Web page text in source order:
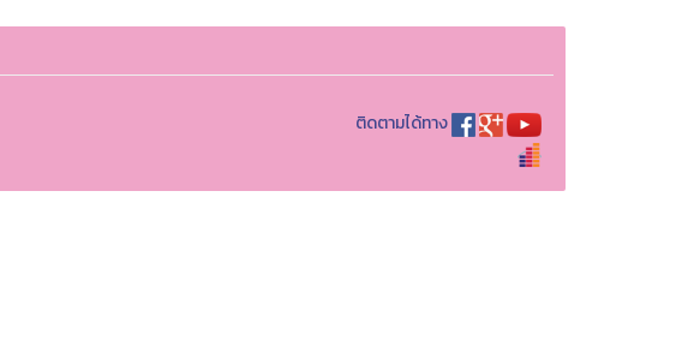
ติดตามได้ทาง